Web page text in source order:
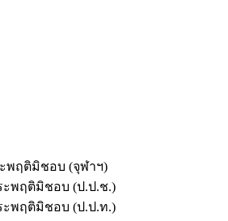
พฤติมิชอบ (จุฬาฯ)
ะพฤติมิชอบ (ป.ป.ช.)
ะพฤติมิชอบ (ป.ป.ท.)